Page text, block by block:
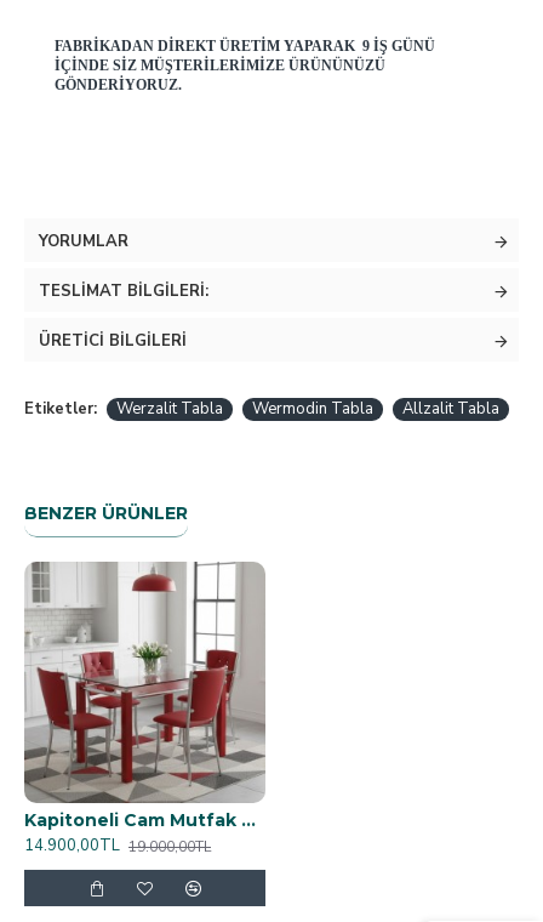
FABRIKADAN DIREKT ÜRETIM YAPARAK 9 IŞ GÜNÜ
IÇINDE SIZ MÜŞTERILERIMIZE ÜRÜNÜNÜZÜ
GÖNDERIYORUZ.
YORUMLAR
TESLIMAT BILGILERI:
ÜRETICI BILGILERI
Etiketler: Werzalit Tabla Wermodin Tabla Allzalit Tabla
BENZER ÜRÜNLER
Kapitoneli Cam Mutfak Masa Takımı (Deri) - Kırmızı
14.900,00TL 19.000,00TL